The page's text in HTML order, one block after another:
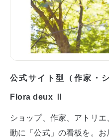
公式サイト型（作家・
Flora deux Ⅱ
ショップ、作家、アトリ
動に「公式」の看板を。